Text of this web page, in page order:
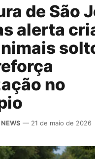
de São
alerta
no
— 21 de maio de 2026